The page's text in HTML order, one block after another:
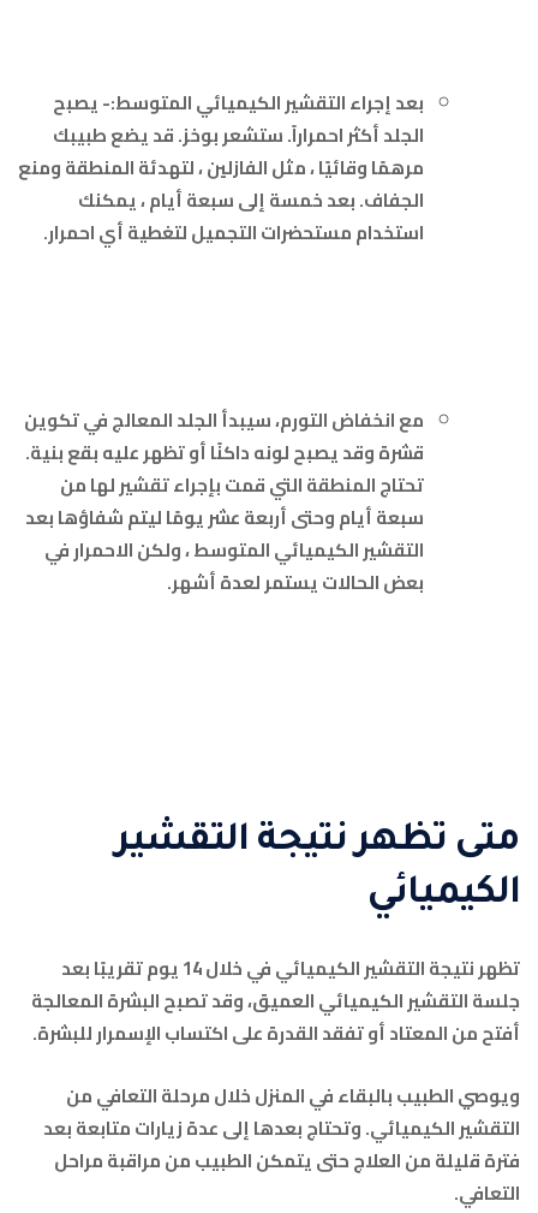
بعد إجراء التقشير الكيميائي المتوسط​​:- يصبح
الجلد أكثر احمراراً. ستشعر بوخز. قد يضع طبيبك
مرهمًا وقائيًا ، مثل الفازلين ، لتهدئة المنطقة ومنع
الجفاف. بعد خمسة إلى سبعة أيام ، يمكنك
استخدام مستحضرات التجميل لتغطية أي احمرار.
مع انخفاض التورم، سيبدأ الجلد المعالج في تكوين
قشرة وقد يصبح لونه داكنًا أو تظهر عليه بقع بنية.
تحتاج المنطقة التي قمت بإجراء تقشير لها من
سبعة أيام وحتى أربعة عشر يومًا ليتم شفاؤها بعد
التقشير الكيميائي المتوسط ​​، ولكن الاحمرار في
بعض الحالات يستمر لعدة أشهر.
متى تظهر نتيجة التقشير
الكيميائي
تظهر نتيجة التقشير الكيميائي في خلال 14 يوم تقريبًا بعد
جلسة التقشير الكيميائي العميق، وقد تصبح البشرة المعالجة
أفتح من المعتاد أو تفقد القدرة على اكتساب الإسمرار للبشرة.
ويوصي الطبيب بالبقاء في المنزل خلال مرحلة التعافي من
التقشير الكيميائي. وتحتاج بعدها إلى عدة زيارات متابعة بعد
فترة قليلة من العلاج حتى يتمكن الطبيب من مراقبة مراحل
التعافي.